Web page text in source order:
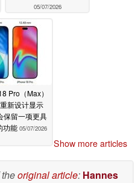
05/07/2026
Pro（Max）
新设计显示
保留一项更具
功能 05/07/2026
Show more articles
original article: Hannes